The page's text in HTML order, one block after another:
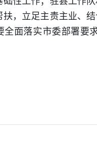
扶，立足主责主业、
全面落实市委部署要